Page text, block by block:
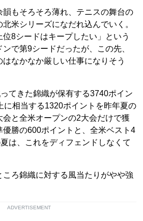
もそろそろ薄れ、テニスの舞台の
米シリーズになだれ込んでいく。
位8シードはキープしたい」という
で第9シードだったが、この先、
なかなか厳しい仕事になりそう
てきた錦織が保有する3740ポイン
に相当する1320ポイントを昨年夏の
と全米オープンの2大会だけで獲
優勝の600ポイントと、全米ベスト4
は、これをディフェンドしなくて
ろ錦織に対する風当たりがやや強
ADVERTISEMENT